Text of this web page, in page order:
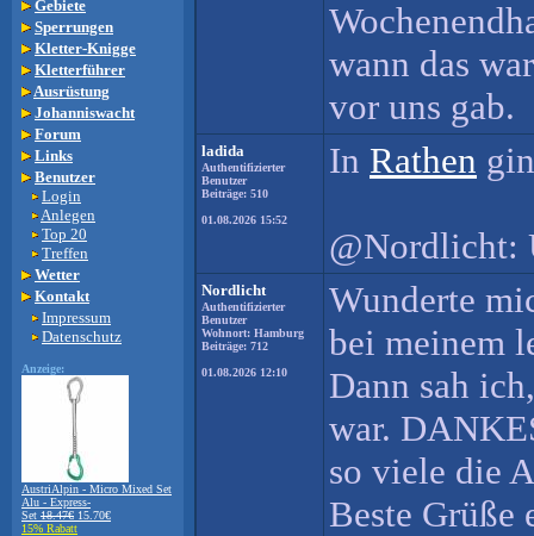
Gebiete
Sperrungen
Kletter-Knigge
Kletterführer
Ausrüstung
Johanniswacht
Forum
Links
Benutzer
Login
Anlegen
Top 20
Treffen
Wetter
Kontakt
Impressum
Datenschutz
Anzeige:
AustriAlpin - Micro Mixed Set
Alu - Express-
Set 18.47€ 15.70€
15% Rabatt
wann das
vor uns gab.
ladida
Authentifizierter
Benutzer
Beiträge: 510
01.08.2026 15:52
In Rathen
@Nordlicht:
Nordlicht
Authentifizierter
Benutzer
Wohnort: Hamburg
Beiträge: 712
01.08.2026 12:10
Wunderte
bei meinem
Dann sah
war.
so viele die
Beste Grüße